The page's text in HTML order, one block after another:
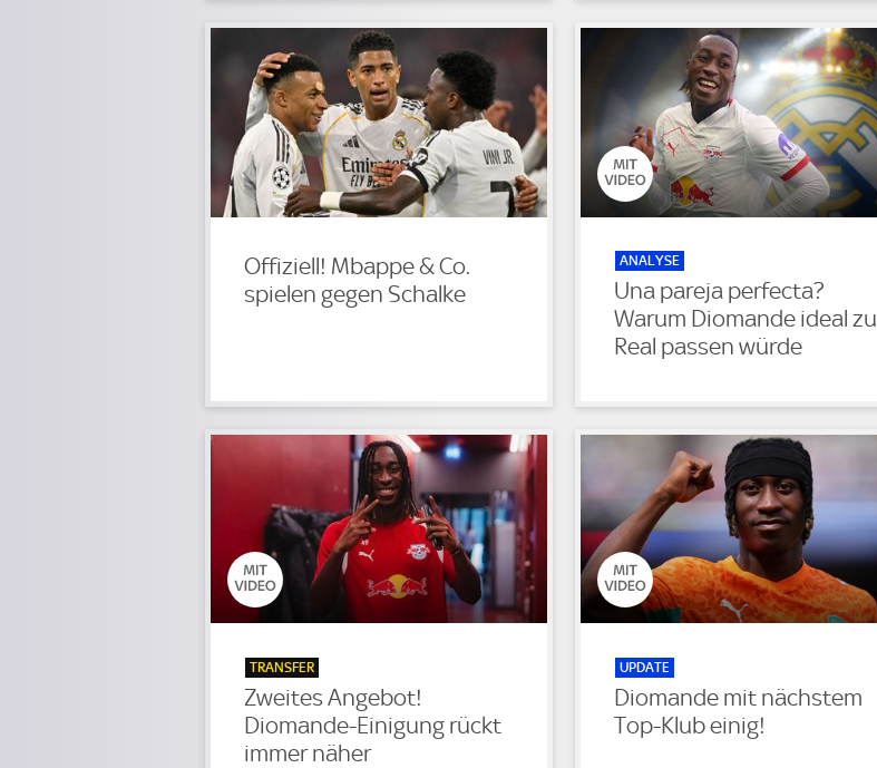
Offiziell! Mbappe & Co.
spielen gegen Schalke
ANALYSE
Una pareja perfecta?
Warum Diomande ideal zu
Real passen würde
TRANSFER
Zweites Angebot!
Diomande-Einigung rückt
immer näher
UPDATE
Diomande mit nächstem
Top-Klub einig!